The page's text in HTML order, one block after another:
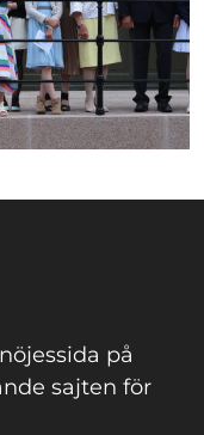
på
sajten för